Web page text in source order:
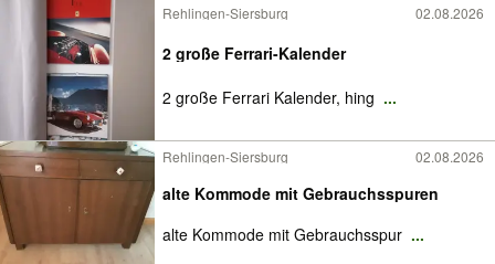
Rehlingen-Siersburg 02.08.2026
2 große Ferrari-Kalender
2 große Ferrari Kalender, hing ...
Rehlingen-Siersburg 02.08.2026
alte Kommode mit Gebrauchsspuren
alte Kommode mit Gebrauchsspur ...